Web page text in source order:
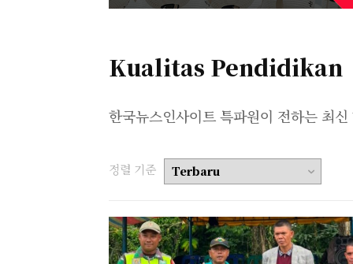
Kualitas Pendidikan
한국뉴스인사이트 특파원이 전하는 최
정렬 기준